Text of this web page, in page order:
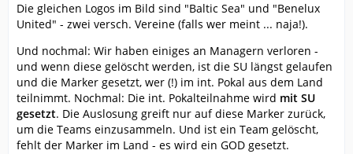
Die gleichen Logos im Bild sind "Baltic Sea" und "Benelux
United" - zwei versch. Vereine (falls wer meint ... naja!).
Und nochmal: Wir haben einiges an Managern verloren -
und wenn diese gelöscht werden, ist die SU längst gelaufen
und die Marker gesetzt, wer (!) im int. Pokal aus dem Land
teilnimmt. Nochmal: Die int. Pokalteilnahme wird mit SU
gesetzt. Die Auslosung greift nur auf diese Marker zurück,
um die Teams einzusammeln. Und ist ein Team gelöscht,
fehlt der Marker im Land - es wird ein GOD gesetzt.